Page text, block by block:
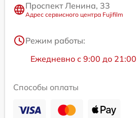
Проспект Ленина, 33
Адрес сервисного центра Fujifilm
Режим работы:
Ежедневно с 9:00 до 21:00
Способы оплаты